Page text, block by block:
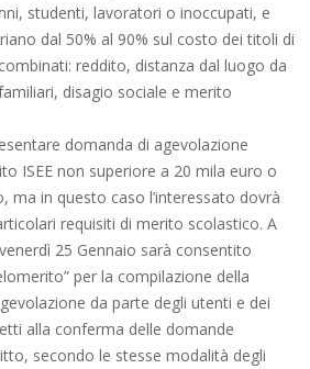
studenti, lavoratori o inoccupati, e
dal 50% al 90% sul costo dei titoli di
reddito, distanza dal luogo da
disagio sociale e merito
domanda di agevolazione
ISEE non superiore a 20 mila euro o
ma in questo caso l’interessato dovrà
requisiti di merito scolastico. A
25 Gennaio sarà consentito
per la compilazione della
da parte degli utenti e dei
alla conferma delle domande
secondo le stesse modalità degli